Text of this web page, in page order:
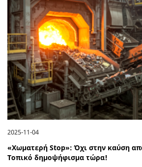
2025-11-04
«Χωματερή Stop»: Όχι στην καύση
Τοπικό δημοψήφισμα τώρα!